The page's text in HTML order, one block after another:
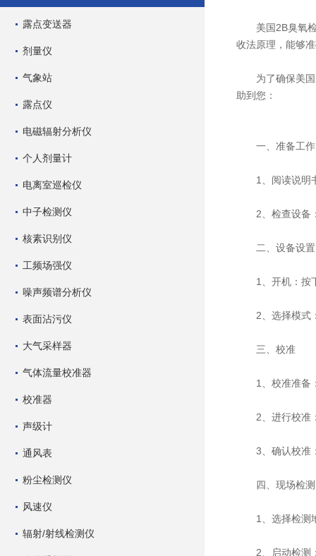
露点变送器
剂量仪
气象站
露点仪
电磁辐射分析仪
个人剂量计
电离室巡检仪
中子检测仪
核素识别仪
工频场强仪
噪声频谱分析仪
表面沾污仪
大气采样器
气体流量校准器
校准器
声级计
通风表
粉尘检测仪
风速仪
辐射/射线检测仪
美国2B臭氧检
收法原理，能够
为了确保美
助到您：
一、准备工作
1、阅读说明书
2、检查设备：
二、设备设置
1、开机：按下
2、选择模式：
三、校准
1、校准准备：
2、进行校准：
3、确认校准：
四、现场检测
1、选择检测地
2、启动检测：